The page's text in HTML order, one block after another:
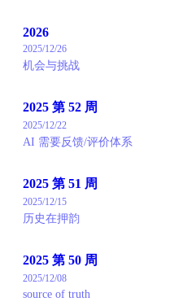
2026
2025/12/26
机会与挑战
2025 第 52 周
2025/12/22
AI 需要反馈/评价体系
2025 第 51 周
2025/12/15
历史在押韵
2025 第 50 周
2025/12/08
source of truth